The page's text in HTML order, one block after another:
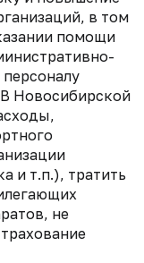
в том
помощи
Новосибирской
и т.п.), тратить
не